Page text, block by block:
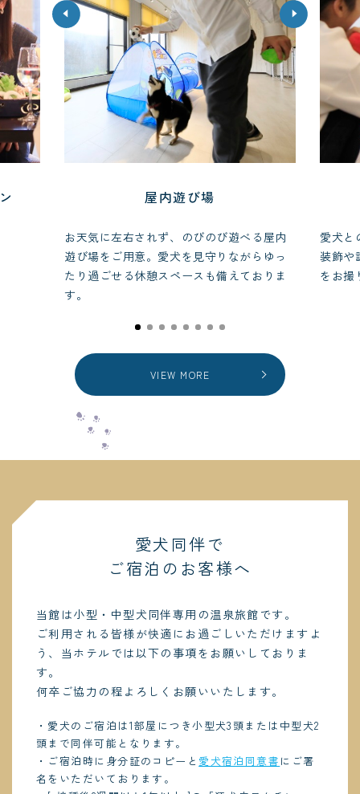
屋内遊び場
お天気に左右されず、のびのび遊べる屋内
遊び場をご用意。愛犬を見守りながらゆっ
たり過ごせる休憩スペースも備えておりま
す。
愛犬と
装飾や
をお撮
VIEW MORE
愛犬同伴で
ご宿泊のお客様へ
当館は小型・中型犬同伴専用の温泉旅館です。
ご利用される皆様が快適にお過ごしいただけますよ
う、当ホテルでは以下の事項をお願いしておりま
す。
何卒ご協力の程よろしくお願いいたします。
・愛犬のご宿泊は1部屋につき小型犬3頭または中型犬2
頭まで同伴可能となります。
・ご宿泊時に身分証のコピーと 愛犬宿泊同意書 にご署
名をいただいております。